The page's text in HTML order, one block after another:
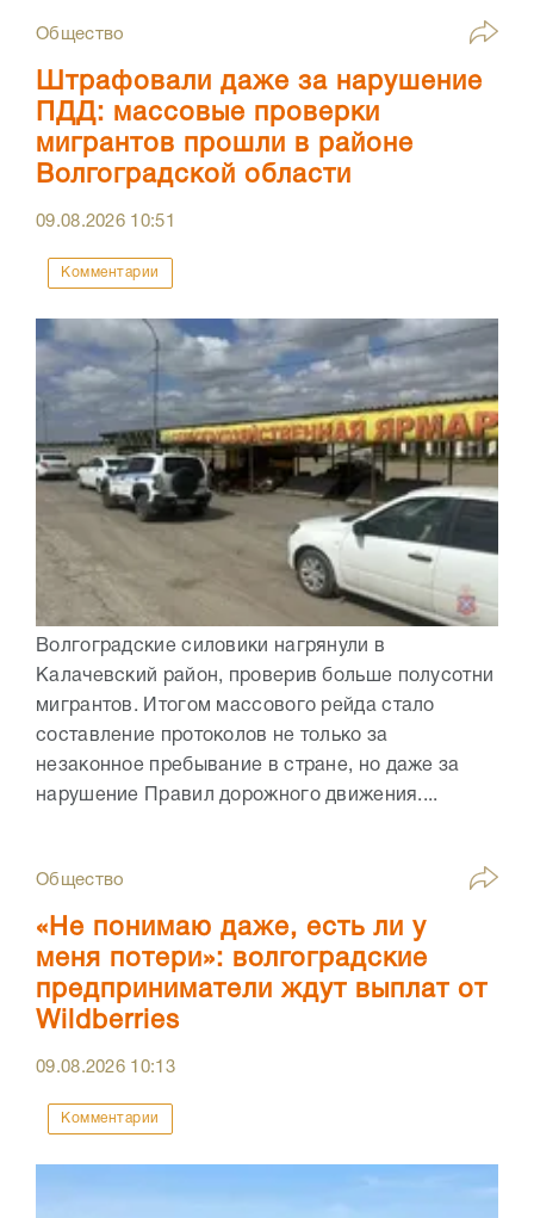
Общество
Штрафовали даже за нарушение
ПДД: массовые проверки
мигрантов прошли в районе
Волгоградской области
09.08.2026 10:51
Комментарии
Волгоградские силовики нагрянули в
Калачевский район, проверив больше полусотни
мигрантов. Итогом массового рейда стало
составление протоколов не только за
незаконное пребывание в стране, но даже за
нарушение Правил дорожного движения....
Общество
«Не понимаю даже, есть ли у
меня потери»: волгоградские
предприниматели ждут выплат от
Wildberries
09.08.2026 10:13
Комментарии